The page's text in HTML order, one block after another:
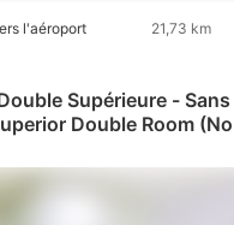
l'aéroport 21,73 km
Supérieure - Sans
Double Room (No